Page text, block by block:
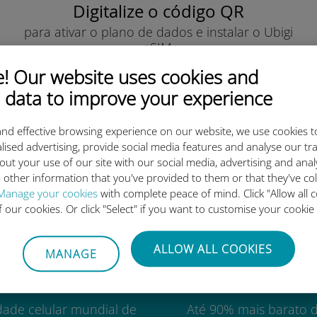
Our website uses cookies and
data to improve your experience
effective browsing experience on our website, we use cookies
advertising, provide social media features and analyse our
your use of our site with our social media, advertising and
other information that you've provided to them or that they've
your cookies with complete peace of mind. Click "Allow all
cookies. Or click "Select" if you want to customise your
MANAGE ALLOW ALL COOKIES
Digitalize o código QR
para ativar o plano de dados e instalar o Ubigi
eSIM.
eSIM internacional da Ubigi
celular mundial de
Até 90% mais barato